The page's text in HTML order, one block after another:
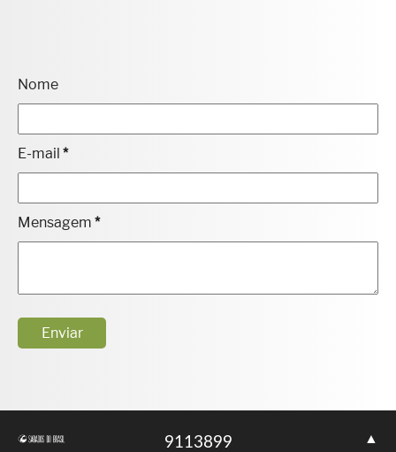
Nome
E-mail *
Mensagem *
9113899 ▲